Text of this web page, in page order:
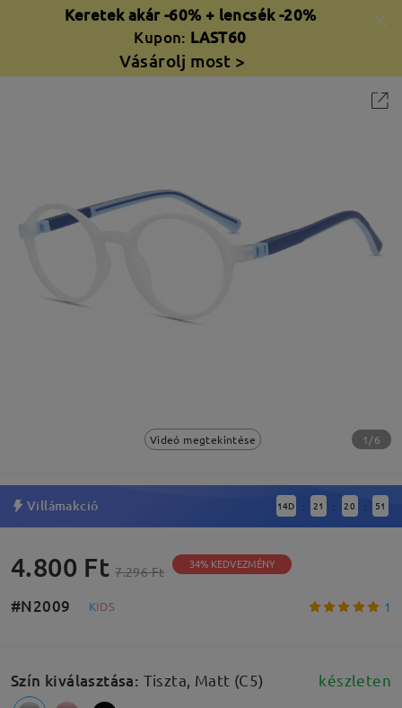
Keretek akár -60% + lencsék -20%
Kupon: LAST60
Vásárolj most >
Videó megtekintése 1/6
Villámakció 14D : 21 : 20 : 51
4.800 Ft 7.296 Ft 34% KEDVEZMÉNY
#N2009 KIDS 1
Szín kiválasztása: Tiszta, Matt (C5) készleten